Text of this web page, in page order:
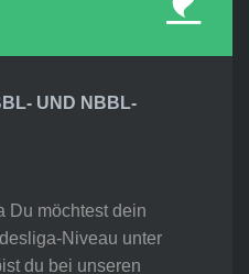
UND NBBL-
Du möchtest dein
Niveau unter
du bei unseren